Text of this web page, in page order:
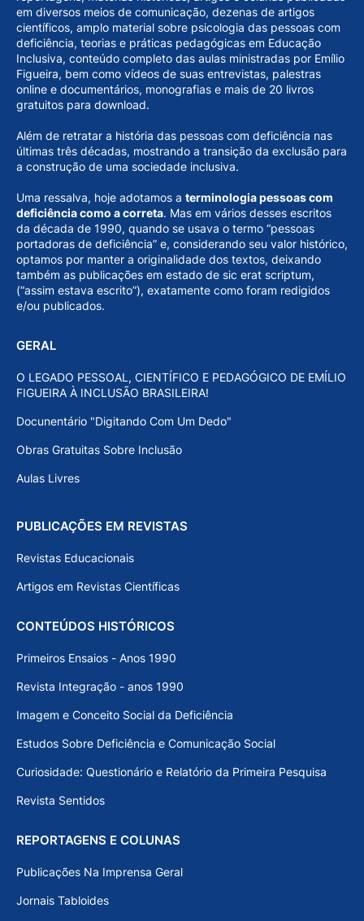
em diversos meios de comunicação, dezenas de artigos
científicos, amplo material sobre psicologia das pessoas com
deficiência, teorias e práticas pedagógicas em Educação
Inclusiva, conteúdo completo das aulas ministradas por Emílio
Figueira, bem como vídeos de suas entrevistas, palestras
online e documentários, monografias e mais de 20 livros
gratuitos para download.
Além de retratar a história das pessoas com deficiência nas
últimas três décadas, mostrando a transição da exclusão para
a construção de uma sociedade inclusiva.
Uma ressalva, hoje adotamos a terminologia pessoas com
deficiência como a correta. Mas em vários desses escritos
da década de 1990, quando se usava o termo “pessoas
portadoras de deficiência” e, considerando seu valor histórico,
optamos por manter a originalidade dos textos, deixando
também as publicações em estado de sic erat scriptum,
(“assim estava escrito”), exatamente como foram redigidos
e/ou publicados.
GERAL
O LEGADO PESSOAL, CIENTÍFICO E PEDAGÓGICO DE EMÍLIO
FIGUEIRA À INCLUSÃO BRASILEIRA!
Docunentário "Digitando Com Um Dedo"
Obras Gratuitas Sobre Inclusão
Aulas Livres
PUBLICAÇÕES EM REVISTAS
Revistas Educacionais
Artigos em Revistas Científicas
CONTEÚDOS HISTÓRICOS
Primeiros Ensaios - Anos 1990
Revista Integração - anos 1990
Imagem e Conceito Social da Deficiência
Estudos Sobre Deficiência e Comunicação Social
Curiosidade: Questionário e Relatório da Primeira Pesquisa
Revista Sentidos
REPORTAGENS E COLUNAS
Publicações Na Imprensa Geral
Jornais Tabloides